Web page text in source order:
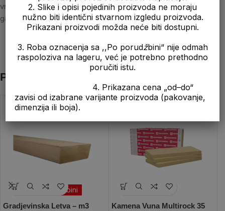
vremenskih nepogoda. Napravljen od visokokvalitetne gline sa
garancijom dugotrajnosti od 50 godina.
Povezani proizvodi
Po porudžbini
Gradjevinska Letva – m3
Kamena Vuna Multirock 35
2. Slike i opisi pojedinih proizvoda ne moraju
nužno biti identični stvarnom izgledu proizvoda.
Prikazani proizvodi možda neće biti dostupni.
3. Roba oznacenja sa ,,Po porudžbini“ nije odmah
raspoloziva na lageru, već je potrebno prethodno
poručiti istu.
4. Prikazana cena „od–do“
zavisi od izabrane varijante proizvoda (pakovanje,
dimenzija ili boja).